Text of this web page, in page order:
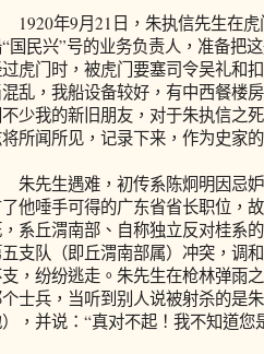
年9月21日，朱执信先生在虎
国民兴”号的业务负责人，准备把
虎门时，被虎门要塞司令吴礼和
混乱，我船设备较好，有中西餐楼
少我的新旧朋友，对于朱执信之
所闻所见，记录下来，作为史家
先生遇难，初传系陈炯明因忌妒
了他唾手可得的广东省省长职位，
系丘渭南部、自称独立反对桂系
支队（即丘渭南部属）冲突，调
，纷纷逃走。朱先生在枪林弹雨
士兵，当听到别人说被射杀的是
，并说：“真对不起！我不知道您